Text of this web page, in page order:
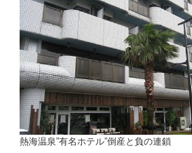
熱海温泉”有名ホテル”倒産と負の連鎖